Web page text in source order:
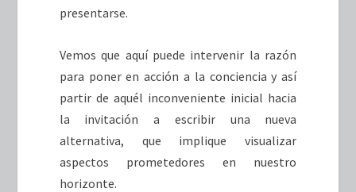
presentarse.
Vemos que aquí puede intervenir la razón
para poner en acción a la conciencia y así
partir de aquél inconveniente inicial hacia
la invitación a escribir una nueva
alternativa, que implique visualizar
aspectos prometedores en nuestro
horizonte.